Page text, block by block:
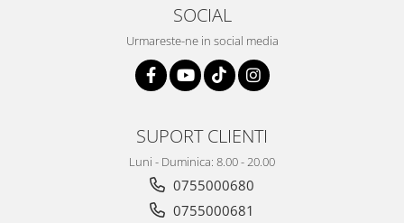
SOCIAL
Urmareste-ne in social media
SUPORT CLIENTI
Luni - Duminica: 8.00 - 20.00
0755000680
0755000681